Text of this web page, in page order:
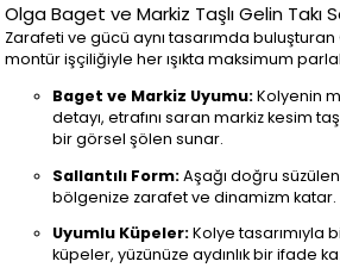
Olga Baget ve Markiz Taşlı Gelin Takı
Zarafeti ve gücü aynı tasarımda
montür işçiliğiyle her ışıkta maksimum
Baget ve Markiz Uyumu:Kolyenin
detayı, etrafını saran markiz kesim
bir görsel şölen sunar.
Sallantılı Form:Aşağı doğru
bölgenize zarafet ve dinamizm katar.
Uyumlu Küpeler:Kolye tasarımıyla
küpeler, yüzünüze aydınlık bir ifade